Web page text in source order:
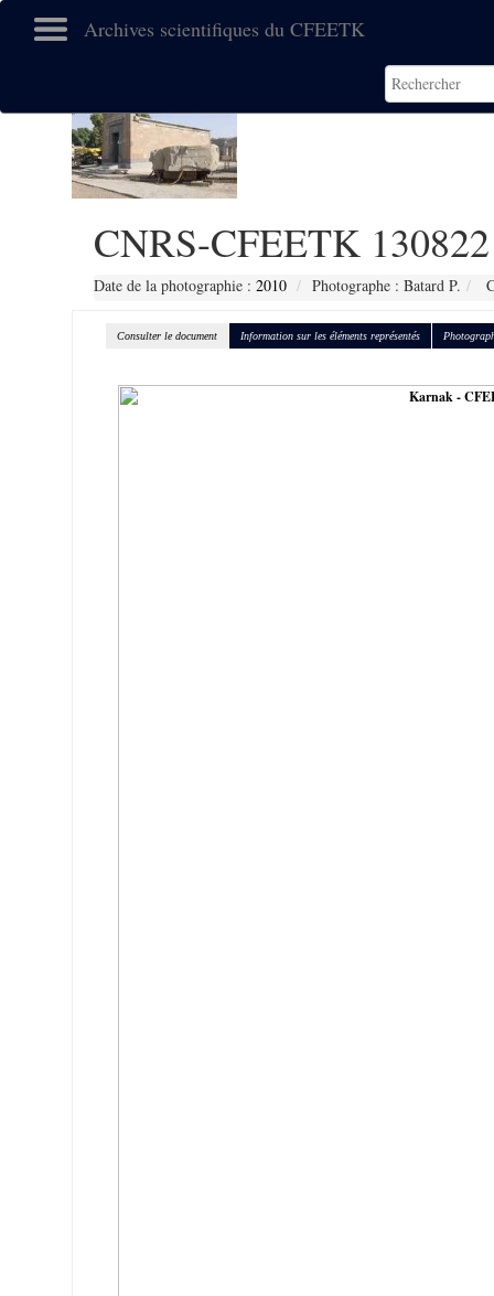
Archives scientifiques du CFEETK
CNRS-CFEETK 130822
Date de la photographie : 2010 Photographe : Batard P.
Consulter le document Information sur les éléments représentés